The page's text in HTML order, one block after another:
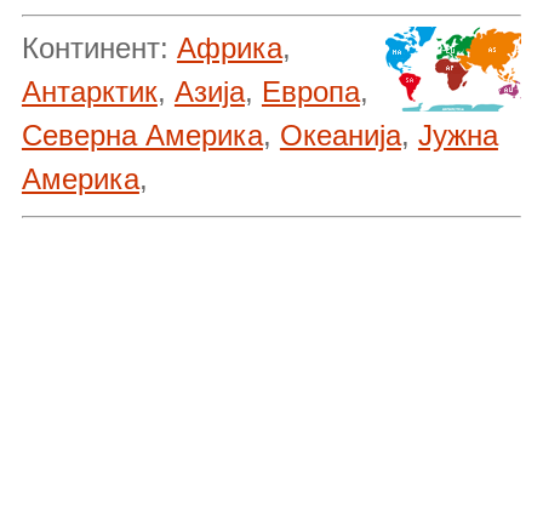
Континент: Африка,
Антарктик, Азија, Европа,
Северна Америка, Океанија, Јужна
Америка,